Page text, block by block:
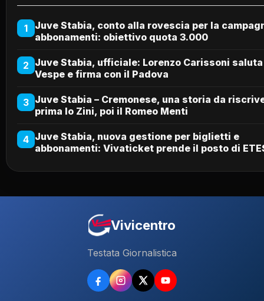
1
Juve Stabia, conto alla rovescia per la
abbonamenti: obiettivo quota 3.000
2 Juve Stabia, ufficiale: Lorenzo Carissoni
Vespe e firma con il Padova
3 Juve Stabia – Cremonese, una storia da
prima lo Zini, poi il Romeo Menti
4 Juve Stabia, nuova gestione per biglietti e
abbonamenti: Vivaticket prende il posto di
Vivicentro
Testata Giornalistica